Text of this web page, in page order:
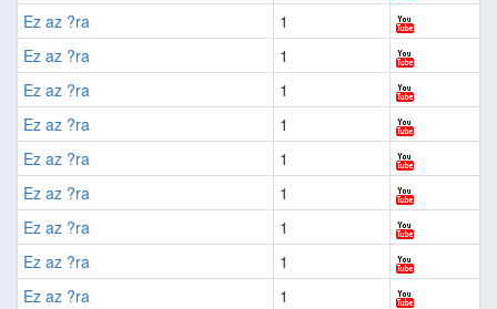
Ez az ?ra
1
Ez az ?ra
1
Ez az ?ra
1
Ez az ?ra
1
Ez az ?ra
1
Ez az ?ra
1
Ez az ?ra
1
Ez az ?ra
1
Ez az ?ra
1